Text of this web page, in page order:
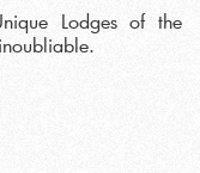
Lodges of the